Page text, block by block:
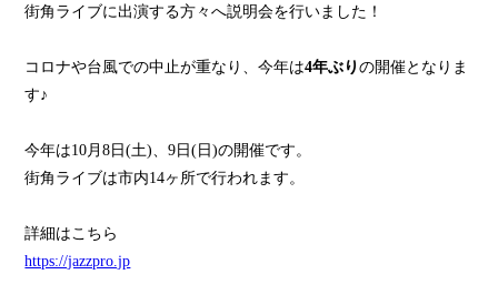
街角ライブに出演する方々へ説明会を行いました！
コロナや台風での中止が重なり、今年は4年ぶりの開催となりま
す♪
今年は10月8日(土)、9日(日)の開催です。
街角ライブは市内14ヶ所で行われます。
詳細はこちら
https://jazzpro.jp